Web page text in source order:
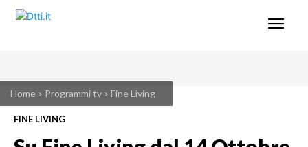
Home Programmi tv Fine Living
FINE LIVING